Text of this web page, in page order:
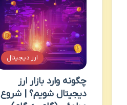
ارز دیجیتال
چگونه وارد بازار ارز
دیجیتال شویم؟ | شروع